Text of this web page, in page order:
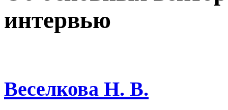
интервью
Веселкова Н. В.